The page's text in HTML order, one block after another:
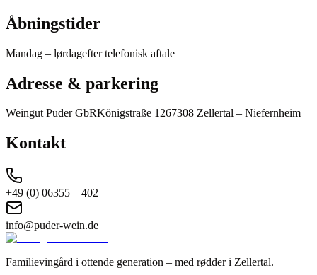
Åbningstider
Mandag – lørdagefter telefonisk aftale
Adresse & parkering
Weingut Puder GbRKönigstraße 1267308 Zellertal – Niefernheim
Kontakt
+49 (0) 06355 – 402
info@puder-wein.de
Familievingård i ottende generation – med rødder i Zellertal.